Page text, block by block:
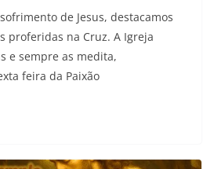
de Jesus, destacamos
proferidas na Cruz. A Igreja
e sempre as medita,
feira da Paixão